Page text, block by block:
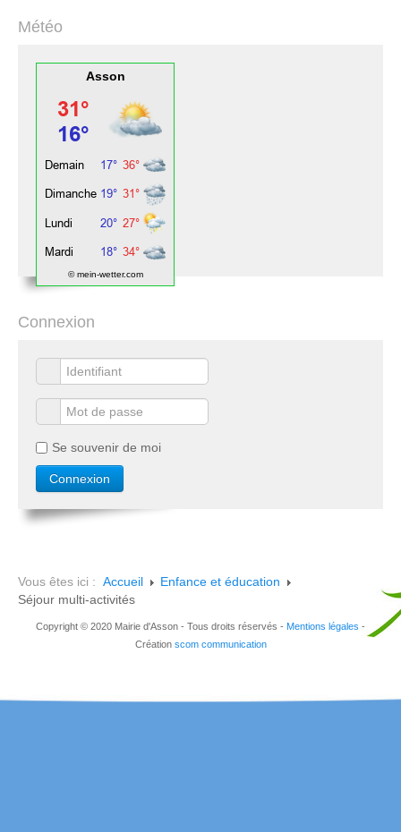
Météo
Asson
© mein-wetter.com
Connexion
Se souvenir de moi
Vous êtes ici : Accueil
Enfance et éducation
Séjour multi-activités
Copyright © 2020 Mairie d'Asson - Tous droits réservés - Mentions légales -
Création scom communication